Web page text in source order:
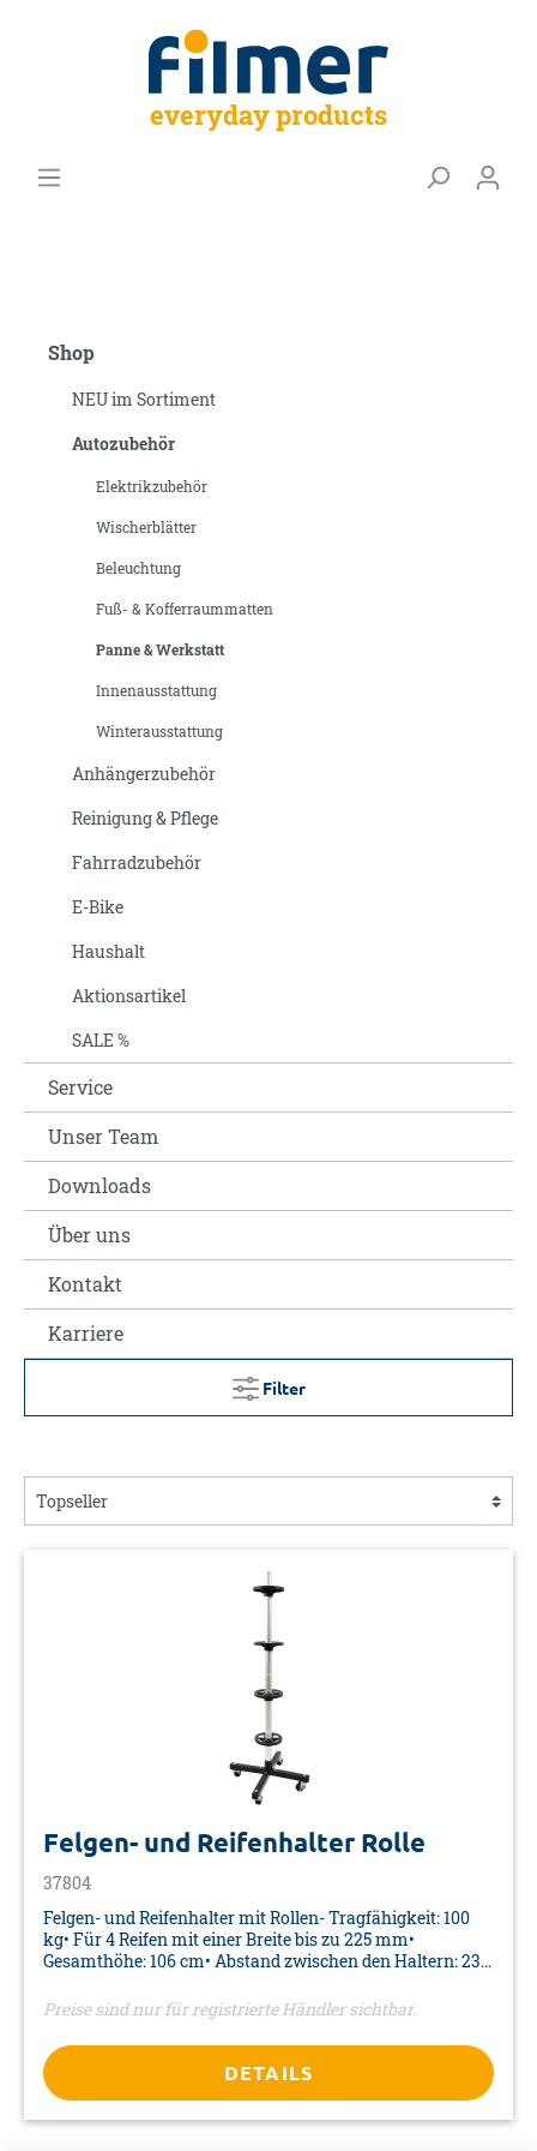
everyday products
Shop
NEU im Sortiment
Autozubehör
Elektrikzubehör
Wischerblätter
Beleuchtung
Fuß- & Kofferraummatten
Panne & Werkstatt
Innenausstattung
Winterausstattung
Anhängerzubehör
Reinigung & Pflege
Fahrradzubehör
E-Bike
Haushalt
Aktionsartikel
SALE %
Service
Unser Team
Downloads
Über uns
Kontakt
Karriere
Filter
Felgen- und Reifenhalter Rolle
37804
Felgen- und Reifenhalter mit Rollen- Tragfähigkeit: 100
kg• Für 4 Reifen mit einer Breite bis zu 225 mm•
Gesamthöhe: 106 cm• Abstand zwischen den Haltern: 235
Material: Stahl, PP• Maße: 1100 x 450 x 450 mm•
Verpackung: Verkaufskarton
Preise sind nur für registrierte Händler sichtbar.
DETAILS